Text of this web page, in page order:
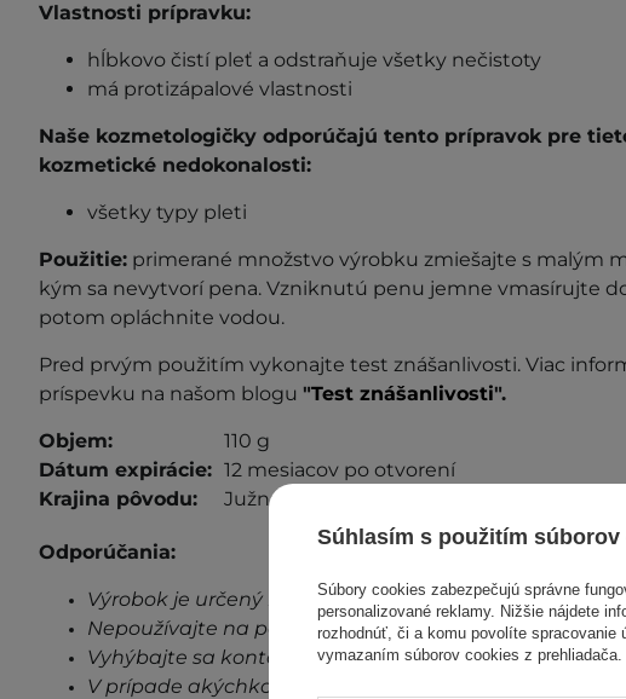
Vlastnosti prípravku:
hĺbkovo čistí pleť a odstraňuje všetky nečistoty
má protizápalové vlastnosti
Naše kozmetologičky odporúčajú tento prípravok pre
kozmetické nedokonalosti:
všetky typy pleti
Použitie: primerané množstvo výrobku zmiešajte s malým
kým sa nevytvorí pena. Vzniknutú penu jemne vmasírujte
potom opláchnite vodou.
Pred prvým použitím vykonajte test znášanlivosti. Viac
príspevku na našom blogu "Test znášanlivosti".
Objem:
110 g
Dátum expirácie: 12 mesiacov po otvorení
Krajina pôvodu:
Južná Kórea
Odporúčania:
Výrobok je určený len na vonkajšie použitie.
Nepoužívajte na poškodenú pokožku.
Vyhýbajte sa kontaktu s očami.
V prípade akýchkoľvek známok podráždenia,
Súhlasím s použitím súborov
Súbory cookies zabezpečujú správne
personalizované reklamy. Nižšie nájdete
rozhodnúť, či a komu povolíte
vymazaním súborov cookies z